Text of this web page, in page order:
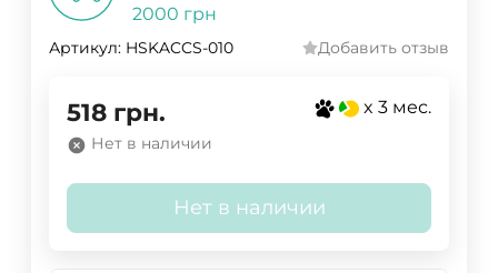
2000 грн
Артикул: HSKACCS-010 Добавить отзыв
518 грн. x 3 мес.
Нет в наличии
Нет в наличии